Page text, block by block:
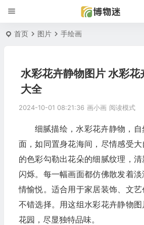
首页 图片 手绘画
水彩花卉静物图片 水彩花
大全
2024-10-01 08:21:36 画小画 阅读模式
细腻描绘，水彩花卉静物，
面，如同置身花海间，尽情感受
的色彩勾勒出花朵的细腻纹理，
闪烁。每一幅画面都仿佛散发着
情愉悦。适合用于家居装饰、文
不错选择。用这组水彩花卉静物
花园，尽显独特品味。